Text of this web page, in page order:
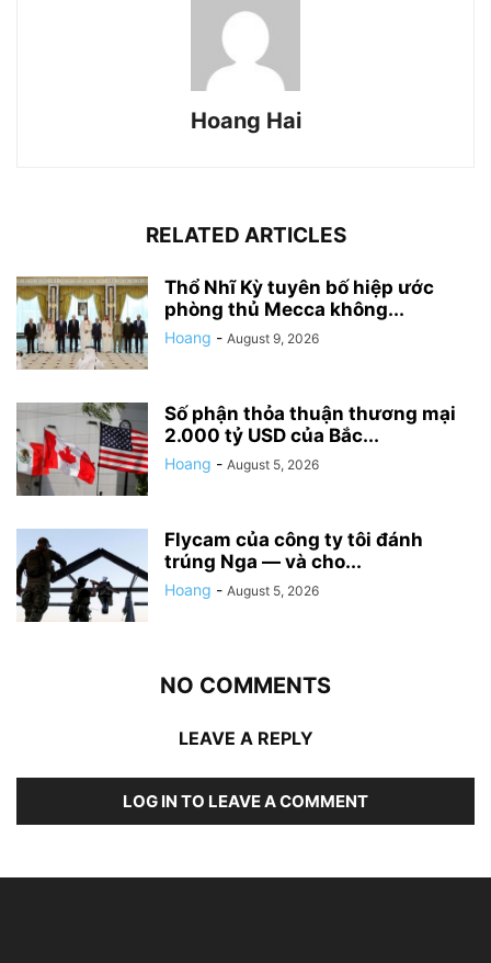
Hoang Hai
RELATED ARTICLES
Thổ Nhĩ Kỳ tuyên bố hiệp ước
phòng thủ Mecca không...
Hoang - August 9, 2026
Số phận thỏa thuận thương mại
2.000 tỷ USD của Bắc...
Hoang - August 5, 2026
Flycam của công ty tôi đánh
trúng Nga — và cho...
Hoang - August 5, 2026
NO COMMENTS
LEAVE A REPLY
LOG IN TO LEAVE A COMMENT